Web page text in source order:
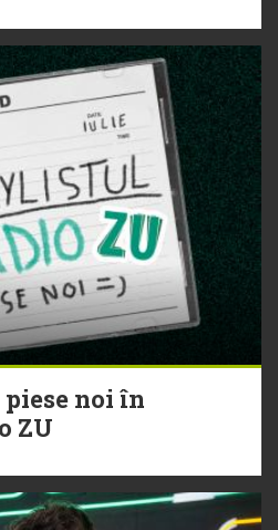
piese noi în
ZU